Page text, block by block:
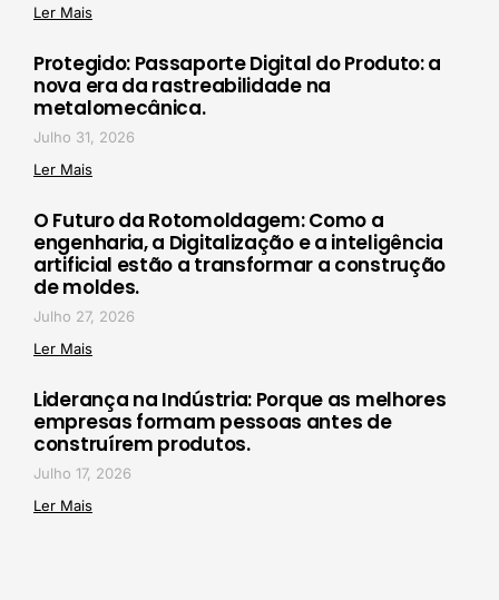
Ler Mais
Protegido: Passaporte Digital do Produto: a
nova era da rastreabilidade na
metalomecânica.
Julho 31, 2026
Ler Mais
O Futuro da Rotomoldagem: Como a
engenharia, a Digitalização e a inteligência
artificial estão a transformar a construção
de moldes.
Julho 27, 2026
Ler Mais
Liderança na Indústria: Porque as melhores
empresas formam pessoas antes de
construírem produtos.
Julho 17, 2026
Ler Mais